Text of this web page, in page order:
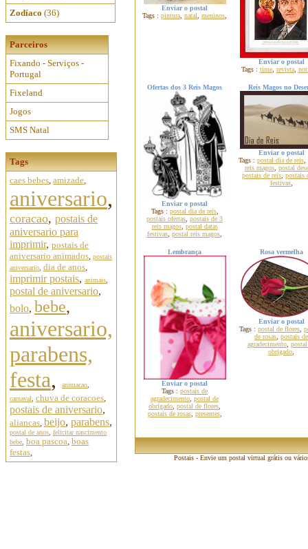
Zodíaco (36)
Parceiros
Fixando - Serviços -
Portugal
Fixeland
Jogos
SMS Natal
Tags
caes bebes, amizade,
aniversario,
coracao, postais de
aniversario para
imprimir, postais de
aniversario animados, postais
aniversario dia de anos,
imprimir postais, animais
postal de aniversario,
bolo, bebe,
aniversario,
parabens,
festa, animacao
carnaval
chuva de coracoes,
postais de aniversario,
aliancas, beijo, parabens,
postal de anos felicitar nascimento
bebe boa pascoa, boas
festas,
Enviar o postal
Tags : pintura natal meninos
Enviar o postal
Tags : time, revista,
Ofertas dos 3 Reis Magos
Enviar o postal
Tags : postal dia de reis,
postais ofertas, postais de 3
reis magos, postal datas
festivas, postal reis magos,
Reis Magos no
Enviar o postal
Tags : postal dia de reis,
reis magos, postal
postais de reis postais
festivas,
Lembrança
Enviar o postal
Tags : postais de
agradecimento postal de
obrigado postal de flores
postais de rosas, presentes,
Rosa vermelha
Enviar o postal
Tags : postal de flores
de rosas postais de
agradecimento, postal
obrigado
Postais - Envie um postal virtual grátis ou